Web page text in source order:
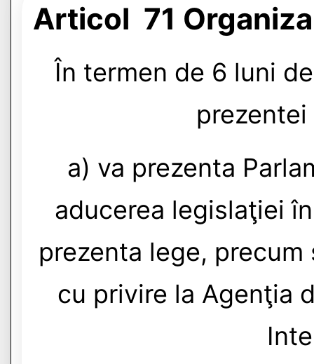
Articol 71
În termen de 6 luni
a) va prezenta
aducerea legislaţiei
prezenta lege,
cu privire la Agenţia